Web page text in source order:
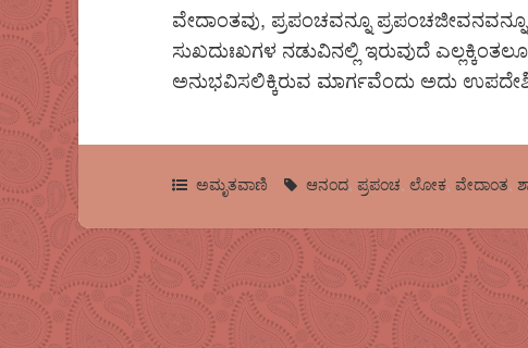
ವೇದಾಂತವು, ಪ್ರಪಂಚವನ್ನೂ
ಸುಖದುಃಖಗಳ ನಡುವಿನಲ್ಲಿ ಇರುವುದೆ
ಅನುಭವಿಸಲಿಕ್ಕಿರುವ ಮಾರ್ಗವೆಂದು ಅದು
ಅಮೃತವಾಣಿ ಆನಂದ,ಪ್ರಪಂಚ,ಲೋಕ,ವೇದಾಂತ,